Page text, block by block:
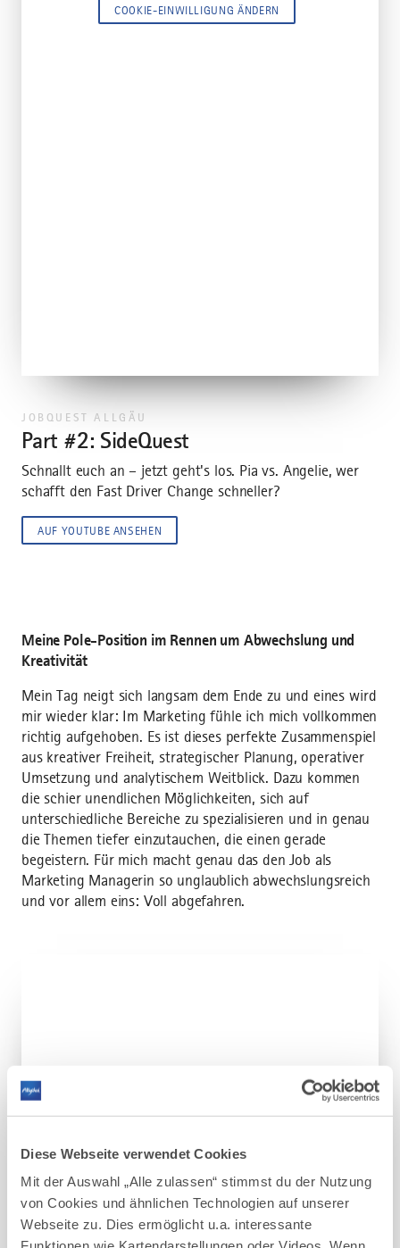
Diese Webseite verwendet Cookies
Mit der Auswahl „Alle zulassen“ stimmst du der Nutzung
von Cookies und ähnlichen Technologien auf unserer
Webseite zu. Dies ermöglicht u.a. interessante
COOKIE-EINWILLIGUNG ÄNDERN
JOBQUEST ALLGÄU
Part #2: SideQuest
Schnallt euch an – jetzt geht's los. Pia vs. Angelie, wer
schafft den Fast Driver Change schneller?
AUF YOUTUBE ANSEHEN
Meine Pole-Position im Rennen um Abwechslung und
Kreativität
Mein Tag neigt sich langsam dem Ende zu und eines wird
mir wieder klar: Im Marketing fühle ich mich vollkommen
richtig aufgehoben. Es ist dieses perfekte Zusammenspiel
aus kreativer Freiheit, strategischer Planung, operativer
Umsetzung und analytischem Weitblick. Dazu kommen
die schier unendlichen Möglichkeiten, sich auf
unterschiedliche Bereiche zu spezialisieren und in genau
die Themen tiefer einzutauchen, die einen gerade
begeistern. Für mich macht genau das den Job als
Marketing Managerin so unglaublich abwechslungsreich
und vor allem eins: Voll abgefahren.
Um diesen Inhalt sehen zu können, musst Du unseren
Cookies zustimmen.
COOKIE-EINWILLIGUNG ÄNDERN